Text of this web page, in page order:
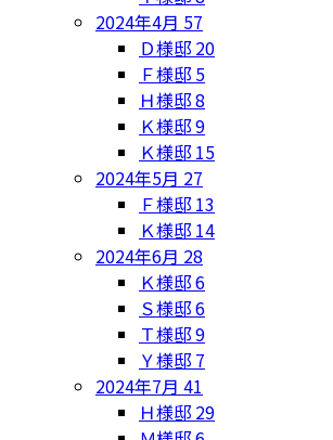
2024年4月 57
Ｄ様邸 20
Ｆ様邸 5
Ｈ様邸8
Ｋ様邸9
Ｋ様邸 15
2024年5月 27
Ｆ様邸 13
Ｋ様邸 14
2024年6月 28
Ｋ様邸6
Ｓ様邸6
Ｔ様邸9
Ｙ様邸 7
2024年7月 41
Ｈ様邸 29